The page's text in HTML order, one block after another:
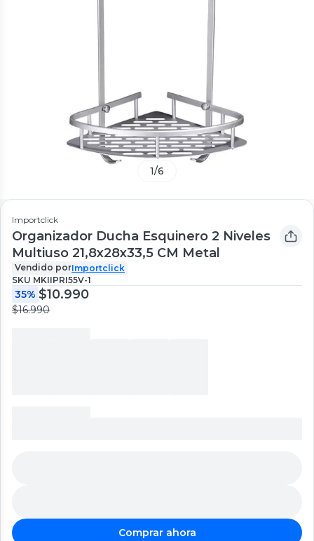
1/6
Importclick
Organizador Ducha Esquinero 2 Niveles
Multiuso 21,8x28x33,5 CM Metal
Vendido porImportclick
SKU MKIIPRI55V-1
35% $10.990
$16.990
Comprar ahora